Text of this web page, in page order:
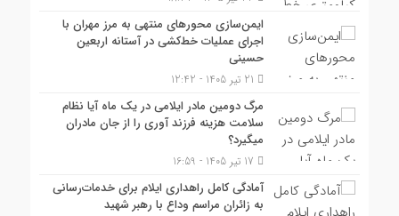
ایمن‌سازی محورهای منتهی به مرز مهران با
اجرای عملیات خط‌کشی در آستانه اربعین
حسینی
مرگ دومین مادر ایلامی در یک ماه آیا نظام
سلامت هزینه فرزند آوری را از جان مادران
میگیرد؟
آمادگی کامل راهداری ایلام برای خدمات‌رسانی
به زائران مراسم وداع با رهبر شهید